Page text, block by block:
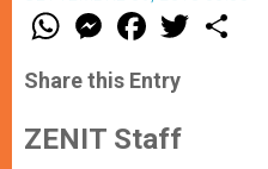
W
t
s
p
p
M
e
s
e
g
e
F
a
e
b
o
k
w
Share this Entry
ZENIT Staff